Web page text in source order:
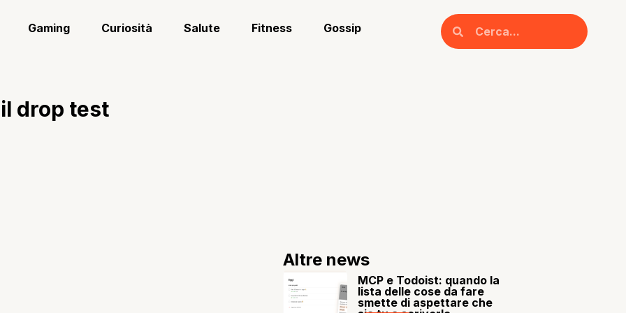
Gaming Curiosità Salute Fitness Gossip
drop test
Altre news
MCP e Todoist: quando la
lista delle cose da fare
smette di aspettare che